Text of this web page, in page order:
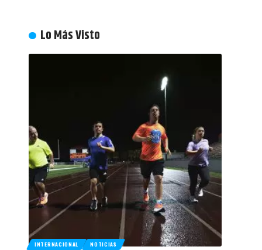
Lo Más Visto
INTERNACIONAL NOTICIAS